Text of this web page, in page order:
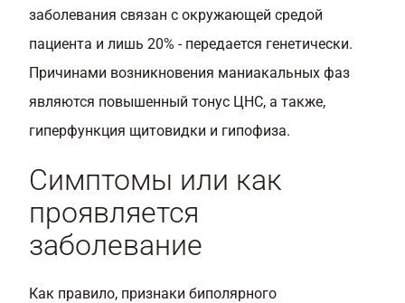
заболевания связан с окружающей средой
пациента и лишь 20% - передается генетически.
Причинами возникновения маниакальных фаз
являются повышенный тонус ЦНС, а также,
гиперфункция щитовидки и гипофиза.
Симптомы или как
проявляется
заболевание
Как правило, признаки биполярного